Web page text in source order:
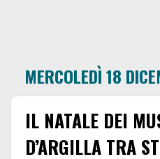
MERCOLEDÌ 18
IL NATALE DEI
D’ARGILLA TRA